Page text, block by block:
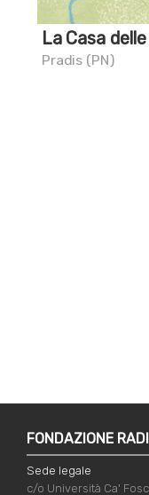
La Casa
Pradis (PN)
FONDAZIONE
Sede legale
c/o Università Ca'